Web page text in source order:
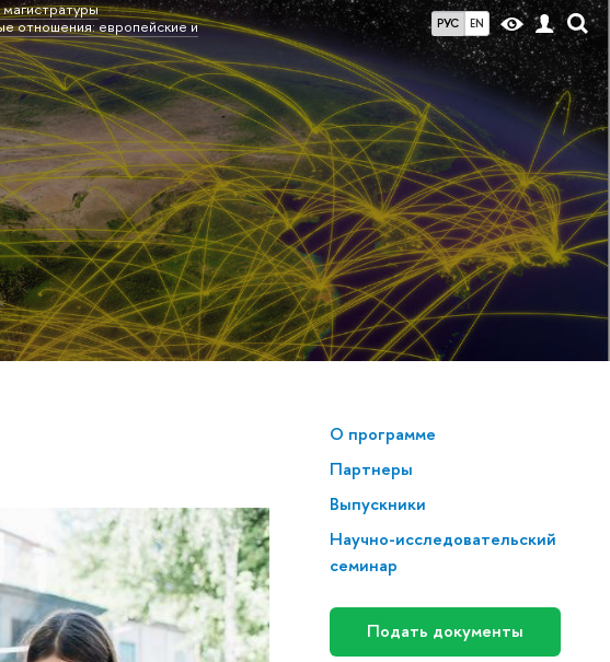
РУС EN
отношения: европейские и
О программе
Партнеры
Выпускники
На­уч­но-ис­сле­до­ва­тель­ский
семинар
Подать документы